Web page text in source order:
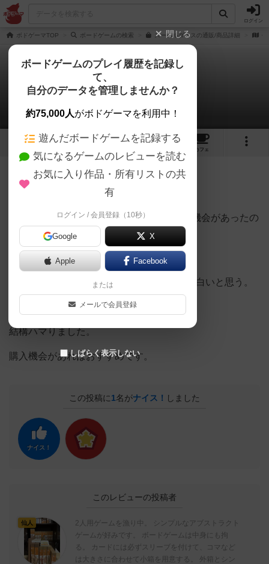
ログイン
ボドゲーマTOP ボードゲームの検索 スーベルダイスの通販/商品詳細 作
スーベルダイス
くみさんのレビュー
7 3
カフェ
193名 1名 0 3ヶ月前
以前から興味があったが、ついに購入する機会があったの
で早速やってみました。
ダイスの動きは単純。
ダイスの目がそのままHPになってるのは面白いと思う。
アブストラクトに該当するかな。
結構ハマりました。
購入機会があればおすすめです。
この投稿に1名がナイス！ しました
ナイス！
このレビューの投稿者
仙人
2人用ゲームを漁り中。 シンプルなアブストラクト
ゲームが好みです。 ボードゲームは中身にも拘
る。 カードには必ずスリーブを付けて、コマなど
は大きさに合わせて小箱を用意する。 外箱とシン
閉じる
ボードゲームのプレイ履歴を記録し
て、
自分のデータを管理しませんか？
約75,000人がボドゲーマを利用中！
遊んだボードゲームを記録する
気になるゲームのレビューを読む
お気に入り作品・所有リストの共
有
ログイン / 会員登録（10秒）
Google X
Apple Facebook
または
メールで会員登録
しばらく表示しない